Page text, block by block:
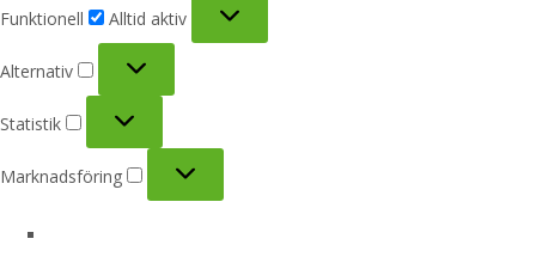
Funktionell
Alltid aktiv
Alternativ
Statistik
Marknadsföring